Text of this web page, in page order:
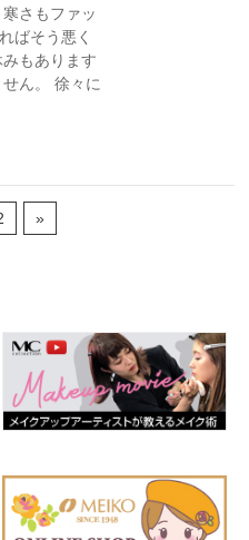
さもファッ
ばそう悪く
もあります
ん。 徐々に
»